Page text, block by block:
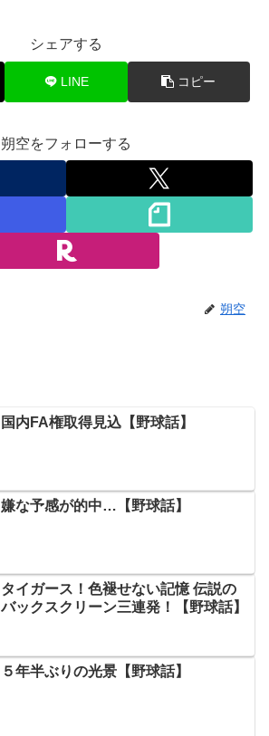
シェアする
LINE コピー
朔空をフォローする
朔空
国内FA権取得見込【野球話】
嫌な予感が的中…【野球話】
タイガース！色褪せない記憶 伝説の
バックスクリーン三連発！【野球話】
５年半ぶりの光景【野球話】